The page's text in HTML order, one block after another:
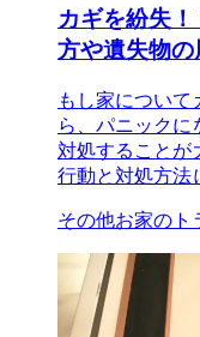
カギを紛失
方や遺失物
もし家につい
ら、パニックに
対処することが
行動と対処方法
その他お家のト